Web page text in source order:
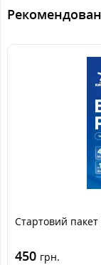
Стартовий
450 грн.